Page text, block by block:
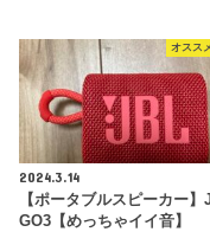
オスス
2024.3.14
【ポータブルスピーカー
GO3【めっちゃイイ音】